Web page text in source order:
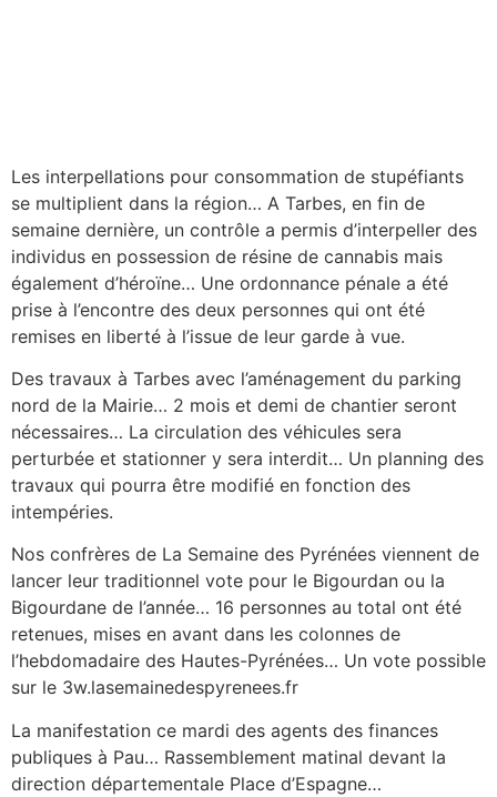
Les interpellations pour consommation de stupéfiants
se multiplient dans la région… A Tarbes, en fin de
semaine dernière, un contrôle a permis d’interpeller des
individus en possession de résine de cannabis mais
également d’héroïne… Une ordonnance pénale a été
prise à l’encontre des deux personnes qui ont été
remises en liberté à l’issue de leur garde à vue.
Des travaux à Tarbes avec l’aménagement du parking
nord de la Mairie… 2 mois et demi de chantier seront
nécessaires… La circulation des véhicules sera
perturbée et stationner y sera interdit… Un planning des
travaux qui pourra être modifié en fonction des
intempéries.
Nos confrères de La Semaine des Pyrénées viennent de
lancer leur traditionnel vote pour le Bigourdan ou la
Bigourdane de l’année… 16 personnes au total ont été
retenues, mises en avant dans les colonnes de
l’hebdomadaire des Hautes-Pyrénées… Un vote possible
sur le 3w.lasemainedespyrenees.fr
La manifestation ce mardi des agents des finances
publiques à Pau… Rassemblement matinal devant la
direction départementale Place d’Espagne…